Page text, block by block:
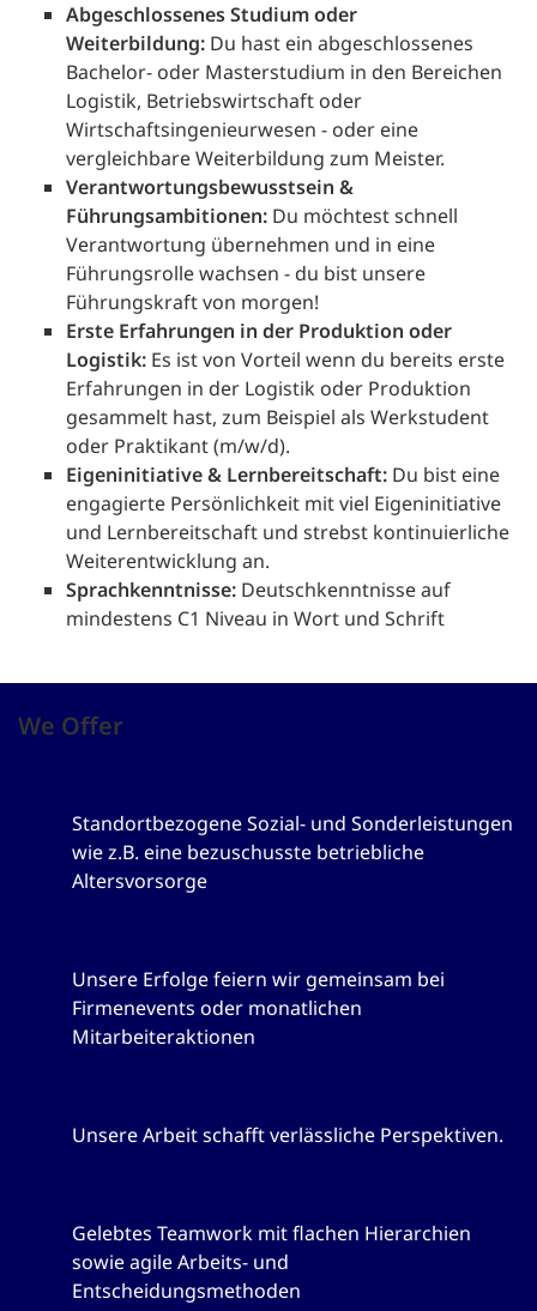
Abgeschlossenes Studium oder
Weiterbildung: Du hast ein abgeschlossenes
Bachelor- oder Masterstudium in den Bereichen
Logistik, Betriebswirtschaft oder
Wirtschaftsingenieurwesen - oder eine
vergleichbare Weiterbildung zum Meister.
Verantwortungsbewusstsein &
Führungsambitionen: Du möchtest schnell
Verantwortung übernehmen und in eine
Führungsrolle wachsen - du bist unsere
Führungskraft von morgen!
Erste Erfahrungen in der Produktion oder
Logistik: Es ist von Vorteil wenn du bereits erste
Erfahrungen in der Logistik oder Produktion
gesammelt hast, zum Beispiel als Werkstudent
oder Praktikant (m/w/d).
Eigeninitiative & Lernbereitschaft: Du bist eine
engagierte Persönlichkeit mit viel Eigeninitiative
und Lernbereitschaft und strebst kontinuierliche
Weiterentwicklung an.
Sprachkenntnisse: Deutschkenntnisse auf
mindestens C1 Niveau in Wort und Schrift
We Offer
Standortbezogene Sozial- und Sonderleistungen
wie z.B. eine bezuschusste betriebliche
Altersvorsorge
Unsere Erfolge feiern wir gemeinsam bei
Firmenevents oder monatlichen
Mitarbeiteraktionen
Unsere Arbeit schafft verlässliche Perspektiven.
Gelebtes Teamwork mit flachen Hierarchien
sowie agile Arbeits- und
Entscheidungsmethoden